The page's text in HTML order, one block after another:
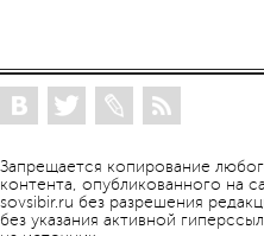
Запрещается копирование
контента, опубликованного на
sovsibir.ru без разрешения
без указания активной